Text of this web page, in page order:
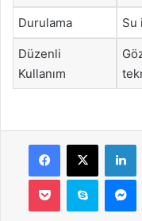
Durulama Su
Düzenli
Kullanım
Facebook
X
Pocket Skype